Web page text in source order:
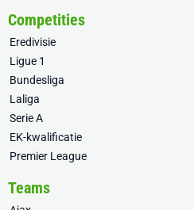
Competities
Eredivisie
Ligue 1
Bundesliga
Laliga
Serie A
EK-kwalificatie
Premier League
Teams